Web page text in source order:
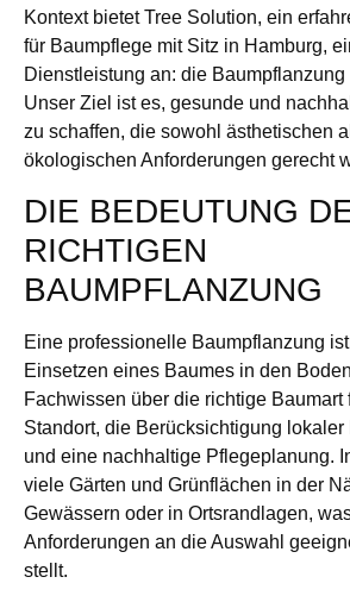
Kontext bietet Tree Solution, ein
für Baumpflege mit Sitz in Hamburg,
Dienstleistung an: die Baumpflanzung
Unser Ziel ist es, gesunde und
zu schaffen, die sowohl ästhetischen
ökologischen Anforderungen gerecht
DIE BEDEUTUNG
RICHTIGEN
BAUMPFLANZUNG
Eine professionelle Baumpflanzung
Einsetzen eines Baumes in den
Fachwissen über die richtige
Standort, die Berücksichtigung
und eine nachhaltige Pflegeplanung.
viele Gärten und Grünflächen in der
Gewässern oder in Ortsrandlagen,
Anforderungen an die Auswahl
stellt.